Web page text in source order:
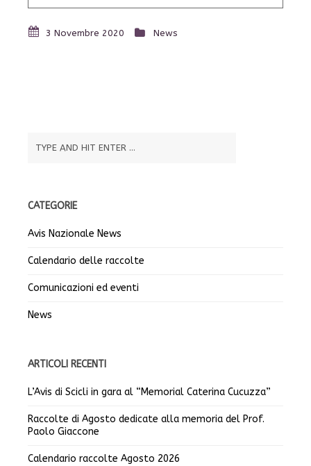
3 Novembre 2020 News
CATEGORIE
Avis Nazionale News
Calendario delle raccolte
Comunicazioni ed eventi
News
ARTICOLI RECENTI
L’Avis di Scicli in gara al “Memorial Caterina Cucuzza”
Raccolte di Agosto dedicate alla memoria del Prof.
Paolo Giaccone
Calendario raccolte Agosto 2026